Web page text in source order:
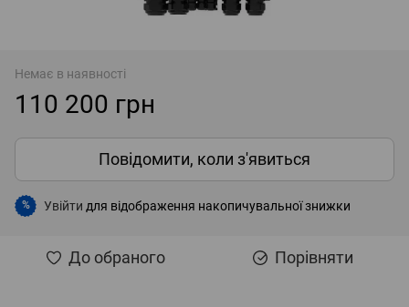
Немає в наявності
110 200 грн
Повідомити, коли з'явиться
% Увійти для відображення накопичувальної знижки
До обраного Порівняти